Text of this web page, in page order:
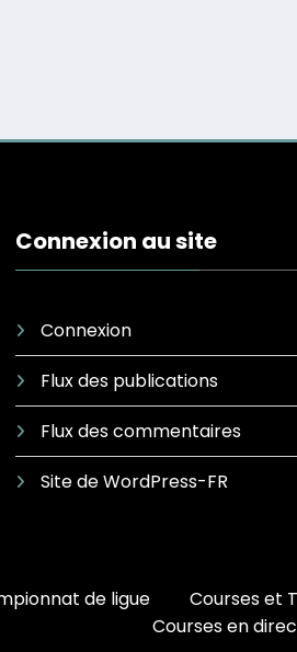
Connexion au site
Connexion
Flux des publications
Flux des commentaires
Site de WordPress-FR
de ligue Courses et
Courses en